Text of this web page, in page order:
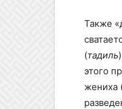
Также
(тадиль
этого
жениха